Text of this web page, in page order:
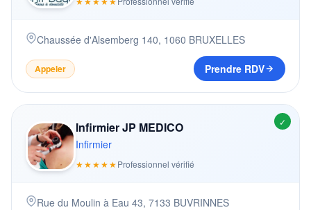
Chaussée d'Alsemberg 140, 1060 BRUXELLES
Appeler Prendre RDV
✓
Infirmier JP MEDICO
Infirmier
★★★★★Professionnel vérifié
Rue du Moulin à Eau 43, 7133 BUVRINNES